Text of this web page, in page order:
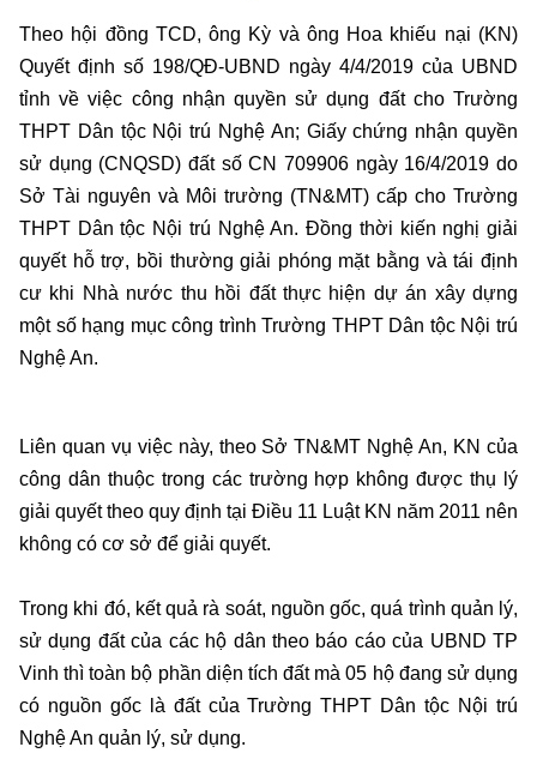
Theo hội đồng TCD, ông Kỳ và ông Hoa khiếu nại (KN)
Quyết định số 198/QĐ-UBND ngày 4/4/2019 của UBND
tỉnh về việc công nhận quyền sử dụng đất cho Trường
THPT Dân tộc Nội trú Nghệ An; Giấy chứng nhận quyền
sử dụng (CNQSD) đất số CN 709906 ngày 16/4/2019 do
Sở Tài nguyên và Môi trường (TN&MT) cấp cho Trường
THPT Dân tộc Nội trú Nghệ An. Đồng thời kiến nghị giải
quyết hỗ trợ, bồi thường giải phóng mặt bằng và tái định
cư khi Nhà nước thu hồi đất thực hiện dự án xây dựng
một số hạng mục công trình Trường THPT Dân tộc Nội trú
Nghệ An.
Liên quan vụ việc này, theo Sở TN&MT Nghệ An, KN của
công dân thuộc trong các trường hợp không được thụ lý
giải quyết theo quy định tại Điều 11 Luật KN năm 2011 nên
không có cơ sở để giải quyết.
Trong khi đó, kết quả rà soát, nguồn gốc, quá trình quản lý,
sử dụng đất của các hộ dân theo báo cáo của UBND TP
Vinh thì toàn bộ phần diện tích đất mà 05 hộ đang sử dụng
có nguồn gốc là đất của Trường THPT Dân tộc Nội trú
Nghệ An quản lý, sử dụng.